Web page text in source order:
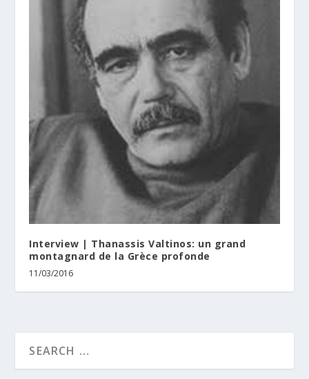
Interview | Thanassis Valtinos: un grand
montagnard de la Grèce profonde
11/03/2016